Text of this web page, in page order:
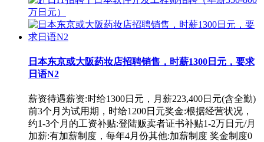
日本东京或大阪药妆店招聘销售，时薪1300日元，要求
日语N2
薪资待遇薪资:时给1300日元，月薪223,400日元(含全勤)
前3个月为试用期，时给1200日元奖金:根据经营状况，
约1-3个月的工资补贴:登陆贩卖者证书补贴1-2万日元/月
加薪:有加薪制度，每年4月份其他:加薪制度 奖金制度0